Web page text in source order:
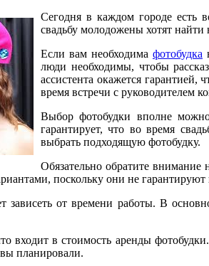
Сегодня в каждом городе есть
свадьбу молодожены хотят найти
Если вам необходима фотобудка
люди необходимы, чтобы
ассистента окажется
время встречи с руководителем
Выбор фотобудки вполне
гарантирует, что во время
выбрать подходящую фотобудку.
Обязательно обратите
поскольку они не гарантируют
зависеть от времени работы. В
входит в стоимость аренды
планировали.